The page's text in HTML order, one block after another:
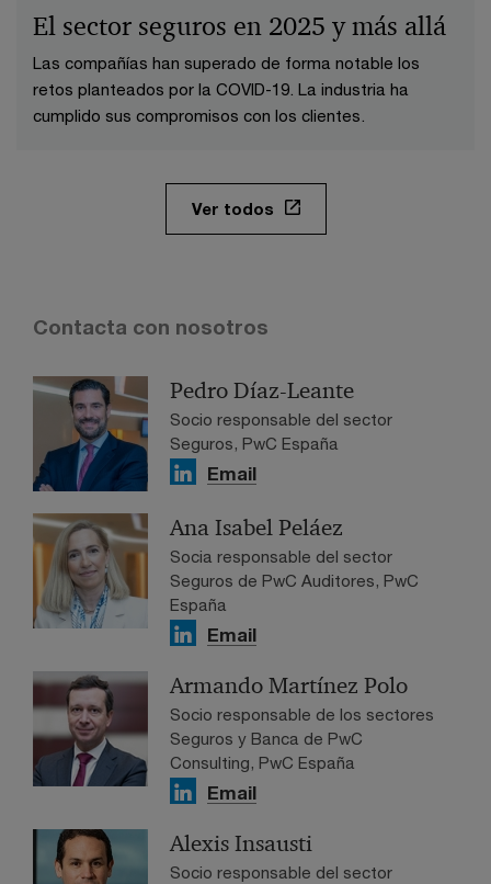
El sector seguros en 2025 y más allá
Las compañías han superado de forma notable los
retos planteados por la COVID-19. La industria ha
cumplido sus compromisos con los clientes.
Ver todos
Contacta con nosotros
Pedro Díaz-Leante
Socio responsable del sector
Seguros, PwC España
Email
Ana Isabel Peláez
Socia responsable del sector
Seguros de PwC Auditores, PwC
España
Email
Armando Martínez Polo
Socio responsable de los sectores
Seguros y Banca de PwC
Consulting, PwC España
Email
Alexis Insausti
Socio responsable del sector